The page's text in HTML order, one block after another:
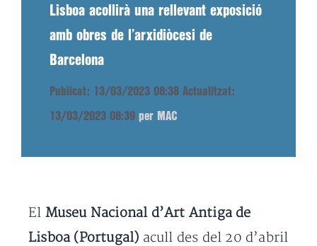
Lisboa acollirà una rellevant exposició
amb obres de l’arxidiòcesi de
Barcelona
Publicat: 13/03/2023 08:38 Actualitzat:
13/03/2023 08:39 per MAC
El Museu Nacional d’Art Antiga de
Lisboa (Portugal) acull des del 20 d’abril